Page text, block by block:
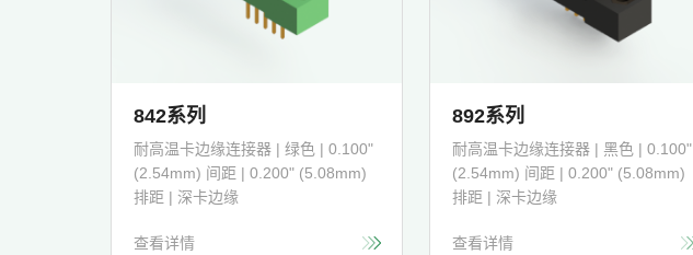
842系列
耐高温卡边缘连接器 | 绿色 | 0.100"
(2.54mm) 间距 | 0.200" (5.08mm)
排距 | 深卡边缘
查看详情
892系列
耐高温卡边缘连接器 | 黑色 | 0.100"
(2.54mm) 间距 | 0.200" (5.08mm)
排距 | 深卡边缘
查看详情